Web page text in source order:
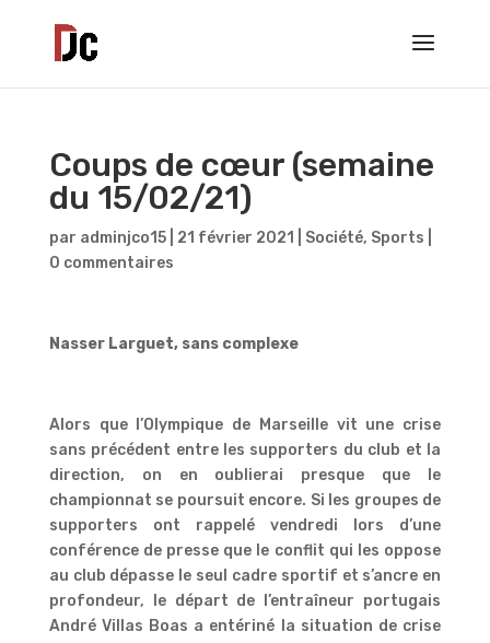
Coups de cœur (semaine
du 15/02/21)
par adminjco15| 21 février 2021 Société, Sports
0 commentaires
Nasser Larguet, sans complexe
Alors que l’Olympique de Marseille vit une crise
sans précédent entre les supporters du club et la
direction, on en oublierai presque que le
championnat se poursuit encore. Si les groupes de
supporters ont rappelé vendredi lors d’une
conférence de presse que le conflit qui les oppose
au club dépasse le seul cadre sportif et s’ancre en
profondeur, le départ de l’entraîneur portugais
André Villas Boas a entériné la situation de crise